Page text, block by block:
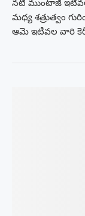
నటి ముంటాజ్
మధ్య శత్రుత్వం
ఆమె ఇటీవల వారి